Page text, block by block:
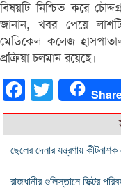
বিষয়টি নিশ্চিত করে
জানান, খবর পেয়ে
মেডিকেল কলেজ
প্রক্রিয়া চলমান রয়েছে।
FacebookTwitter
ছেলের দেনার যন্ত্রণায়
রাজধানীর গুলিস্তানে ভিক্টর